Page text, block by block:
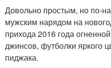
Довольно простым, но по-
мужским нарядом на
прихода 2016 года
джинсов, футболки яркого
пиджака.